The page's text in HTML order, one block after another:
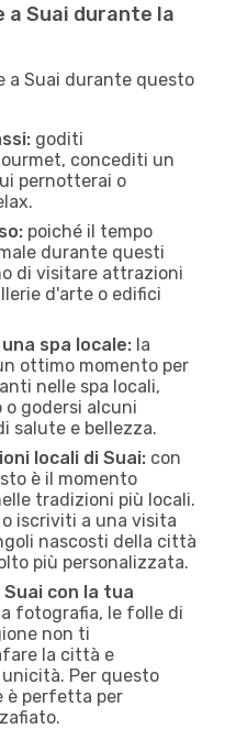
Suai durante la
a Suai durante questo
goditi
concediti un
pernotterai o
poiché il tempo
durante questi
di visitare attrazioni
d'arte o edifici
spa locale: la
ottimo momento per
nelle spa locali,
o godersi alcuni
salute e bellezza.
locali di Suai: con
è il momento
tradizioni più locali.
iscriviti a una visita
nascosti della città
più personalizzata.
con la tua
fotografia, le folle di
non ti
la città e
Per questo
è perfetta per